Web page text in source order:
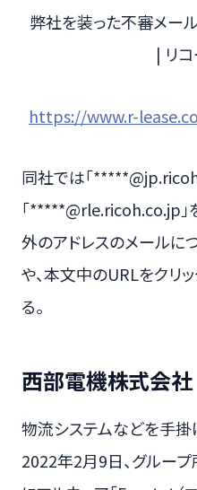
弊社を装った不審メー
| リ
https://www.r-
同社では「
「*****@rle.ricoh.co.jp」
外のアドレスのメールに
や、本文中のURLをクリ
る。
西部電機株式会社
物流システムなどを手
2022年2月9日、グルー